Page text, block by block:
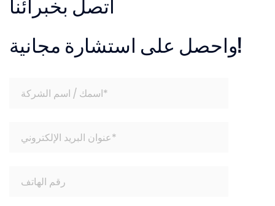
اتصل بخبرائنا
واحصل على استشارة مجانية!